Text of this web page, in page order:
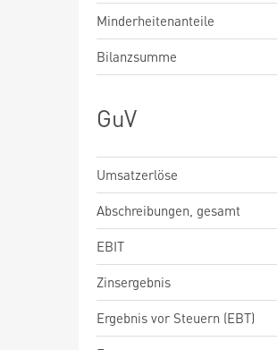
Minderheitenanteile
Bilanzsumme
GuV
Umsatzerlöse
Abschreibungen, gesamt
EBIT
Zinsergebnis
Ergebnis vor Steuern (EBT)